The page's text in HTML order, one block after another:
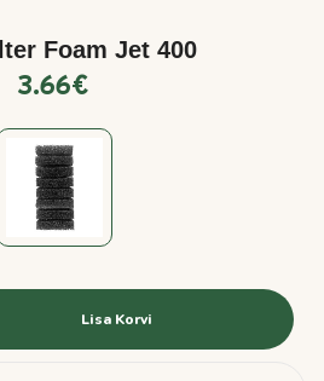
Foam Jet 400
3.66€
Lisa Korvi